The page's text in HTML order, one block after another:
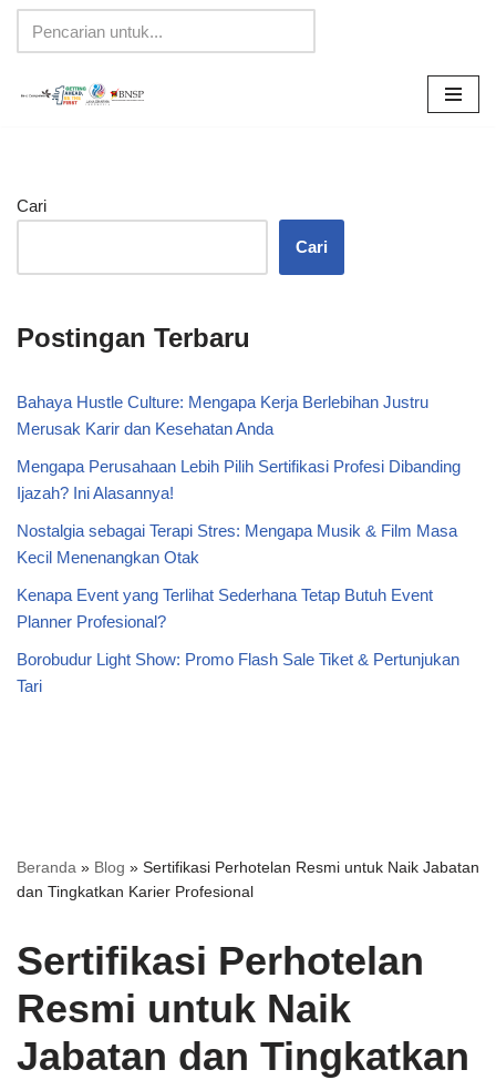
Lompat
Cari
Cari
Postingan Terbaru
Bahaya Hustle Culture: Mengapa Kerja Berlebihan Justru
Merusak Karir dan Kesehatan Anda
Mengapa Perusahaan Lebih Pilih Sertifikasi Profesi Dibanding
Ijazah? Ini Alasannya!
Nostalgia sebagai Terapi Stres: Mengapa Musik & Film Masa
Kecil Menenangkan Otak
Kenapa Event yang Terlihat Sederhana Tetap Butuh Event
Planner Profesional?
Borobudur Light Show: Promo Flash Sale Tiket & Pertunjukan
Tari
Beranda » Blog » Sertifikasi Perhotelan Resmi untuk Naik Jabatan
dan Tingkatkan Karier Profesional
Sertifikasi Perhotelan
Resmi untuk Naik
Jabatan dan Tingkatkan